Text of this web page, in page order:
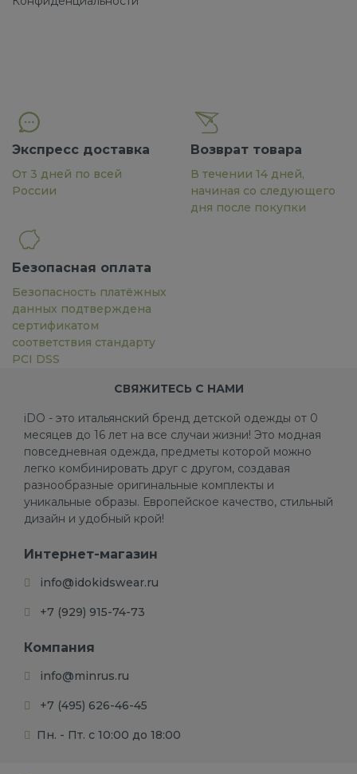
Экспресс доставка
От 3 дней по всей
России
Возврат товара
В течении 14 дней,
начиная со следующего
дня после покупки
Безопасная оплата
Безопасность платёжных
данных подтверждена
сертификатом
соответствия стандарту
PCI DSS
СВЯЖИТЕСЬ С НАМИ
iDO - это итальянский бренд детской одежды от 0
месяцев до 16 лет на все случаи жизни! Это модная
повседневная одежда, предметы которой можно
легко комбинировать друг с другом, создавая
разнообразные оригинальные комплекты и
уникальные образы. Европейское качество, стильный
дизайн и удобный крой!
Интернет-магазин
info@idokidswear.ru
+7 (929) 915-74-73
Компания
info@minrus.ru
+7 (495) 626-46-45
Пн. - Пт. с 10:00 до 18:00